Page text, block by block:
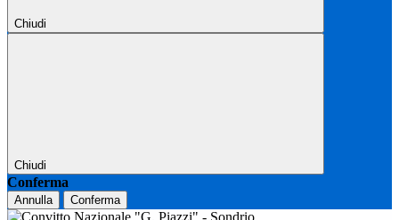
Chiudi
Chiudi
Conferma
Annulla Conferma